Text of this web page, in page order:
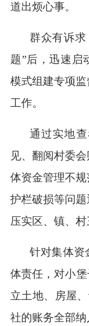
道出烦心事。
群众有诉求
题”后，迅速启
模式组建专项
工作。
通过实地
见、翻阅村委
体资金管理不
护栏破损等问
压实区、镇、村
针对集体资
体责任，对小
立土地、房屋
社的账务全部